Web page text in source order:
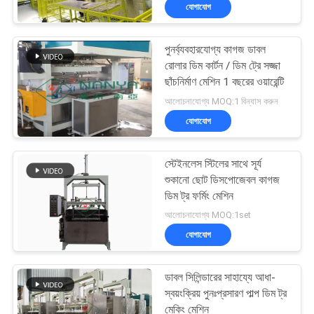
কারখানা
ভ্রমণ
মান
নিয়ন্ত্রণ
যোগাযোগ
খবর
সাইট
ডিম ট্রে মেশিন
67
প্যাকেজিং মেশিন
যোগাযোগ
পুনর্ব্যবহারযোগ্য কাগজ ডাবল
রোলার ডিম কার্টন / ডিম ট্রে সজ্জা
ছাঁচনির্মাণ মেশিন 1 বছরের ওয়ারেন্টি
আলোচনাযোগ্য MOQ:1 বিন্যাস করুন
যোগাযোগ
স্টেইনলেস স্টিলের সাথে সূর্য
শুকানো ছোট ডিসপোজেবল কাগজ
ডিম ট্র ফর্মিং মেশিন
আলোচনাযোগ্য MOQ:1set
যোগাযোগ
ডাবল সিলিন্ডারের সাহায্যে আধা-
স্বয়ংক্রিয় পুনঃপ্রসারণ পাল্প ডিম ট্র
মেকিং মেশিন